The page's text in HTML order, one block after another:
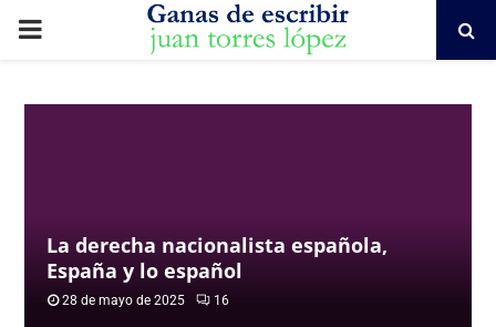
PRIMARY
La derecha nacionalista española,
España y lo español
28 de mayo de 2025 16